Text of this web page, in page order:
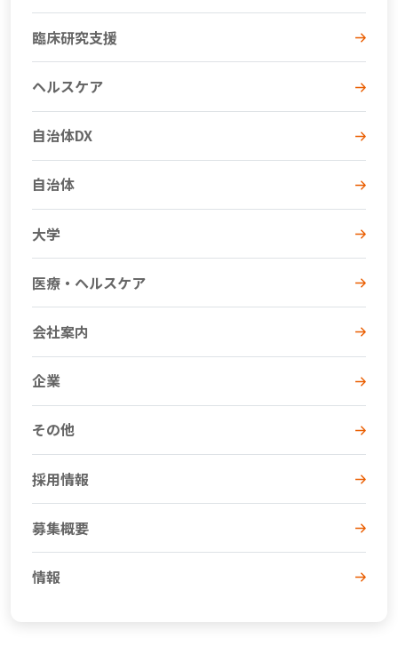
臨床研究支援
ヘルスケア
自治体DX
自治体
大学
医療・ヘルスケア
会社案内
企業
その他
採用情報
募集概要
情報